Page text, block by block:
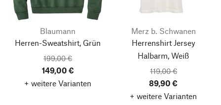
Blaumann
Herren-Sweatshirt, Grün
199,00 €
149,00 €
+ weitere Varianten
Merz b. Schwanen
Herrenshirt Jersey
Halbarm, Weiß
119,00 €
89,90 €
+ weitere Varianten